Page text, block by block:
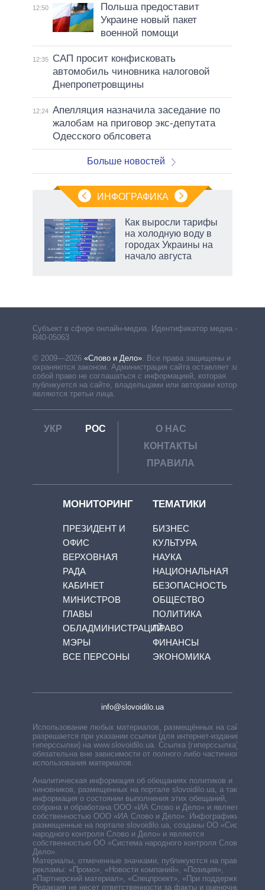
12:50
Польша предоставит
Украине новый пакет
военной помощи
12:35
САП просит конфисковать
автомобиль чиновника налоговой
Днепропетровщины
12:24 Апелляция назначила заседание по
жалобам на приговор экс-депутата
Одесского облсовета
Больше новостей
ИНФОГРАФИКА
Как выросли тарифы
на холодную воду в
городах Украины на
начало августа
Субъект в сфере онлайн-медиа. Идентификатор медиа –
R40-05063
© 2009—2026 «Слово и Дело» Все права защищены и
охраняются законом. Администрация сайта оставляет за
собой право не соглашаться с информацией, которая
публикуется на сайте, владельцами или авторами которой
являются третьи лица.
УКР РОС
О НАС
КОНТАКТЫ
ПРАВИЛА
МОНИТОРИНГ
ПРЕЗИДЕНТ И
ОФИС
ВЕРХОВНАЯ
РАДА
КАБИНЕТ
МИНИСТРОВ
ГЛАВЫ
ОБЛАДМИНИСТРАЦИЙ
МЭРЫ
ВСЕ ПЕРСОНЫ
ТЕМАТИКИ
БИЗНЕС
КУЛЬТУРА
НАУКА
НАЦИОНАЛЬНАЯ
БЕЗОПАСНОСТЬ
ОБЩЕСТВО
ПОЛИТИКА
ПРАВО
ФИНАНСЫ
ЭКОНОМИКА
info@slovoidilo.ua
Использование любых материалов, размещённых на сайте,
разрешается при указании ссылки (для интернет-изданий —
гиперссылки) на www.slovoidilo.ua. Ссылка (гиперссылка)
обязательна вне зависимости от полного либо частичного
использования материалов.
Аналитическая информация об обещаниях политиков и
чиновников, размещенных на портале slovoidilo.ua, а также
информация о состоянии выполнения этих обещаний,
собрана и обработана ООО «ИА Слово и Дело» и является
собственностью ООО «ИА Слово и Дело». Инфографики,
размещенные на портале slovoidilo.ua, созданы ОО «Система
народного контроля Слово и Дело» и являются
собственностью ОО «Система народного контроля Слово и
Дело».
Материалы, отмеченные значками, публикуются на правах
рекламы: «Промо», «Новости компаний», «Позиция»,
«Партнерский материал», «Спецпроект», «При поддержке».
Редакция не несет ответственности за факты и оценочные